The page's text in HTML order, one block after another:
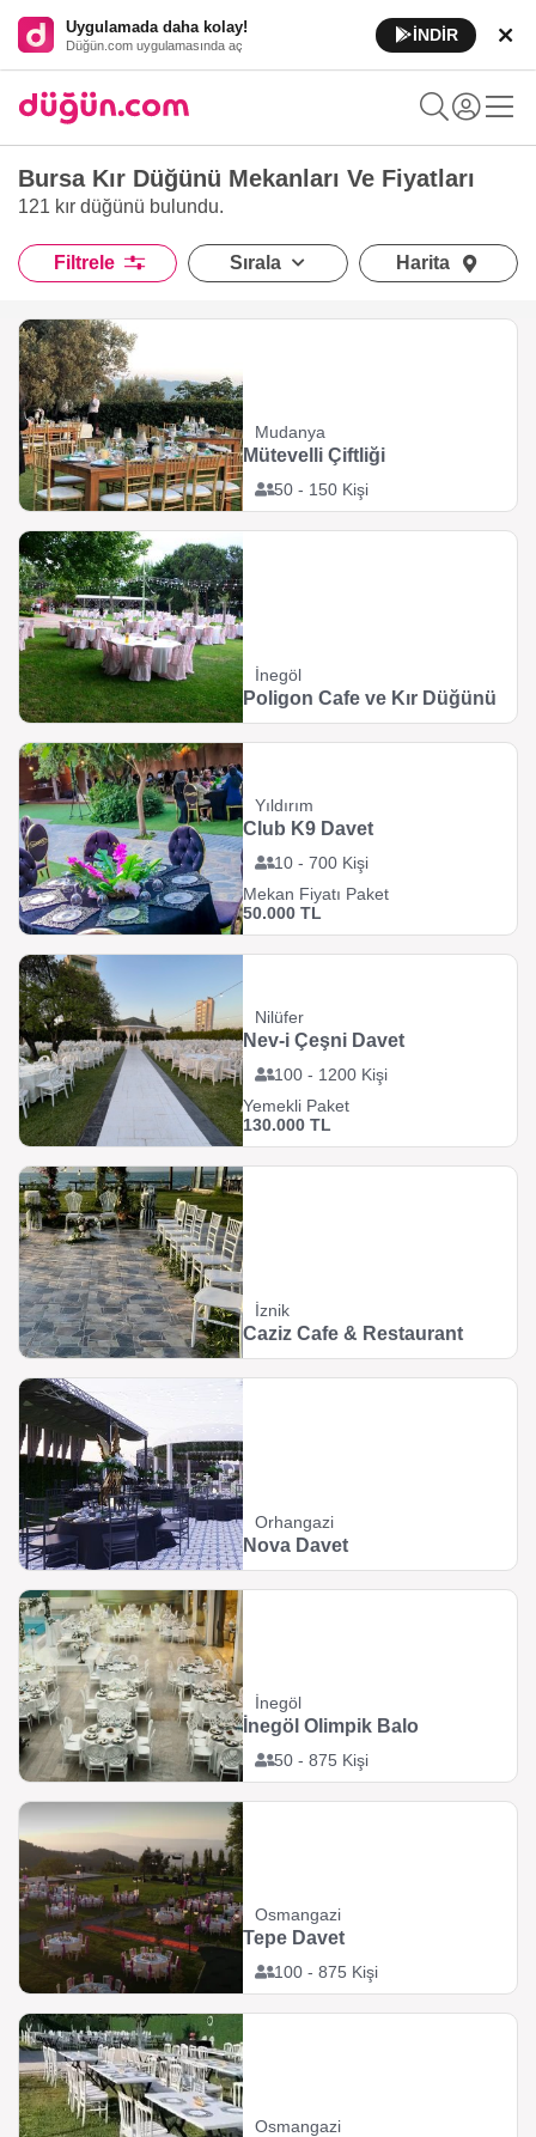
Uygulamada daha kolay!
Düğün.com uygulamasında aç
İNDİR
Bursa Kır Düğünü Mekanları Ve Fiyatları
121 kır düğünü bulundu.
Filtrele Sırala Harita
Mudanya
50 - 150 Kişi
Mütevelli Çiftliği
İnegöl
Poligon Cafe ve Kır Düğünü
Yıldırım
10 - 700 Kişi
Club K9 Davet
Mekan Fiyatı Paket
50.000 TL
Nilüfer
100 - 1200 Kişi
Nev-i Çeşni Davet
Yemekli Paket
130.000 TL
İznik
Caziz Cafe & Restaurant
Orhangazi
Nova Davet
İnegöl
50 - 875 Kişi
İnegöl Olimpik Balo
Osmangazi
100 - 875 Kişi
Tepe Davet
Osmangazi